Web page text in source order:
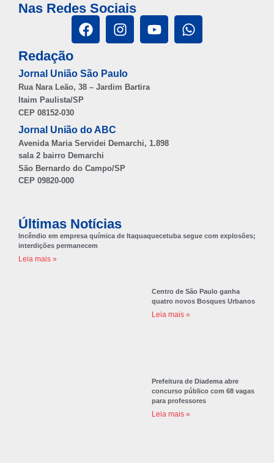
Nas Redes Sociais
Redação
Jornal União São Paulo
Rua Nara Leão, 38 – Jardim Bartira
Itaim Paulista/SP
CEP 08152-030
Jornal União do ABC
Avenida Maria Servidei Demarchi, 1.898
sala 2 bairro Demarchi
São Bernardo do Campo/SP
CEP 09820-000
Últimas Notícias
Incêndio em empresa química de Itaquaquecetuba segue com explosões;
interdições permanecem
Leia mais »
Centro de São Paulo ganha
quatro novos Bosques Urbanos
Leia mais »
Prefeitura de Diadema abre
concurso público com 68 vagas
para professores
Leia mais »